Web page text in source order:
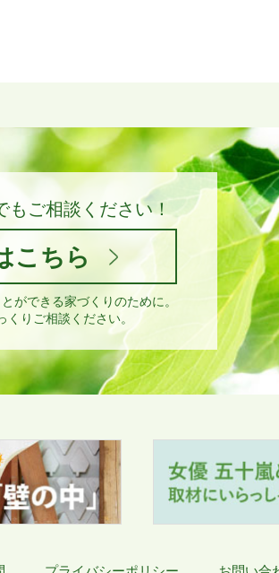
もご相談ください！
こちら
ができる家づくりのために。
りご相談ください。